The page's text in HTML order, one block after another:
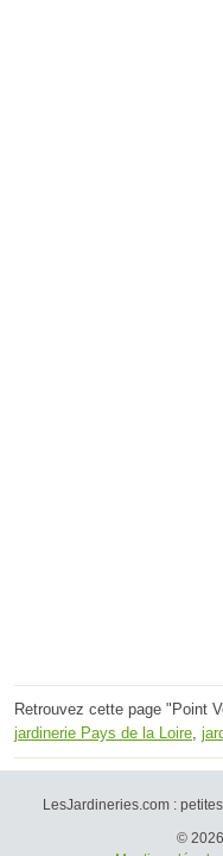
Retrouvez cette page "Point
jardinerie Pays de la Loire
LesJardineries.com :
© 2026